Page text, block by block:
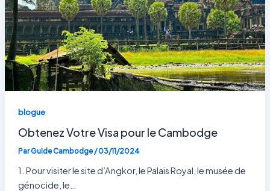
blogue
Obtenez Votre Visa pour le Cambodge
ParGuide Cambodge/03/11/2024
1. Pour visiter le site d’Angkor, le Palais Royal, le musée de
génocide, le…